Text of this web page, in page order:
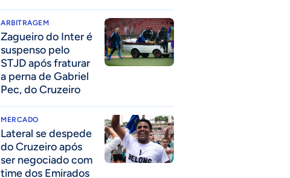
ARBITRAGEM
Zagueiro do Inter é
suspenso pelo
STJD após fraturar
a perna de Gabriel
Pec, do Cruzeiro
MERCADO
Lateral se despede
do Cruzeiro após
ser negociado com
time dos Emirados